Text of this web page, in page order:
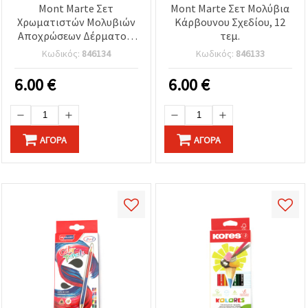
Mont Marte Σετ
Χρωματιστών Μολυβιών
Αποχρώσεων Δέρματος,
12 Ανάμικτα Χρώματα
Κωδικός: 846134
6.00€
ΑΓΟΡΆ
Mont Marte Σετ Μολύβια
Κάρβουνου Σχεδίου, 12
τεμ.
Κωδικός: 846133
6.00€
ΑΓΟΡΆ